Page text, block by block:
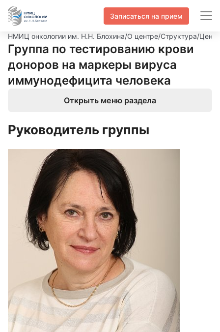
Записаться на прием
НМИЦ онкологии им. Н.Н. Блохина/О центре/Структура/
Группа по тестированию крови
доноров на маркеры вируса
иммунодефицита человека
Открыть меню раздела
Руководитель группы